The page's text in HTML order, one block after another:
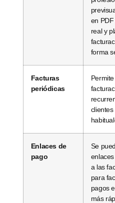
en
real y
forma
Facturas
periódicas
Permite
clientes
Enlaces de
pago
Se
a las
para
pagos
más